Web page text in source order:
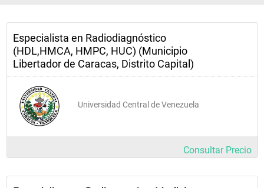
Especialista en Radiodiagnóstico
(HDL,HMCA, HMPC, HUC) (Municipio
Libertador de Caracas, Distrito Capital)
Universidad Central de Venezuela
Consultar Precio